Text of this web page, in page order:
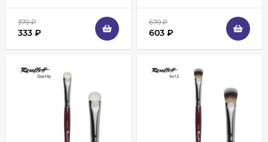
370₽
333 ₽
670₽
603 ₽